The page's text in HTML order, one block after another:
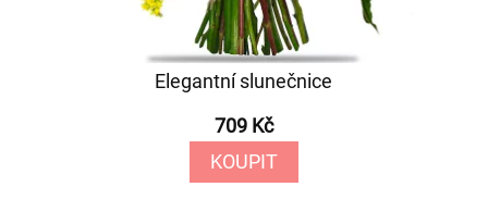
Elegantní slunečnice
709 Kč
KOUPIT